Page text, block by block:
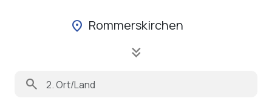
location_on Rommerskirchen
keyboard_double_arrow_down
search